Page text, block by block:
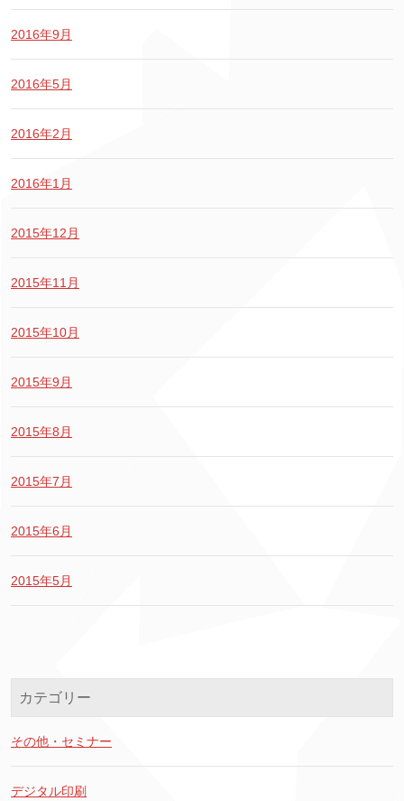
2016年9月
2016年5月
2016年2月
2016年1月
2015年12月
2015年11月
2015年10月
2015年9月
2015年8月
2015年7月
2015年6月
2015年5月
カテゴリー
その他・セミナー
デジタル印刷